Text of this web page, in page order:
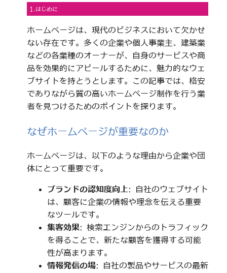
1.はじめに
ホームページは、現代のビジネスにおいて欠かせ
ない存在です。多くの企業や個人事業主、建築業
などの各業種のオーナーが、自身のサービスや商
品を効果的にアピールするために、魅力的なウェ
ブサイトを持とうとします。この記事では、格安
でありながら質の高いホームページ制作を行う業
者を見つけるためのポイントを探ります。
なぜホームページが重要なのか
ホームページは、以下のような理由から企業や団
体にとって重要です。
ブランドの認知度向上: 自社のウェブサイト
は、顧客に企業の情報や理念を伝える重要
なツールです。
集客効果: 検索エンジンからのトラフィック
を得ることで、新たな顧客を獲得する可能
性が高まります。
情報発信の場: 自社の製品やサービスの最新